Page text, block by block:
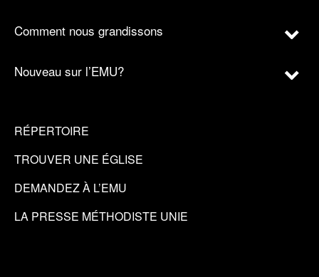
Comment nous grandissons
Nouveau sur l’EMU?
RÉPERTOIRE
TROUVER UNE ÉGLISE
DEMANDEZ À L’EMU
LA PRESSE MÉTHODISTE UNIE